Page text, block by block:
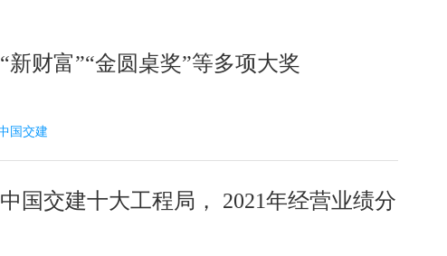
新财富”“金圆桌奖”等多项大奖
国交建
国交建十大工程局， 2021年经营业绩分